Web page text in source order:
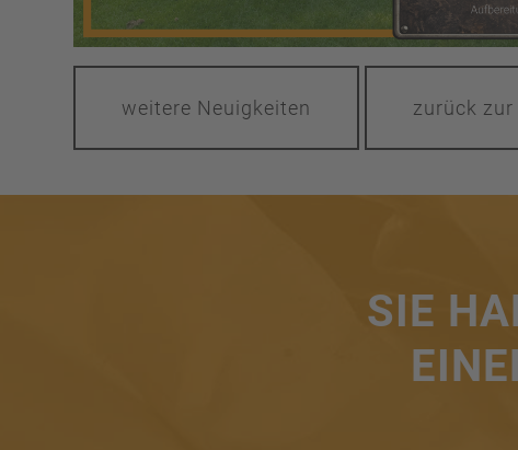
weitere Neuigkeiten zurück
SIE